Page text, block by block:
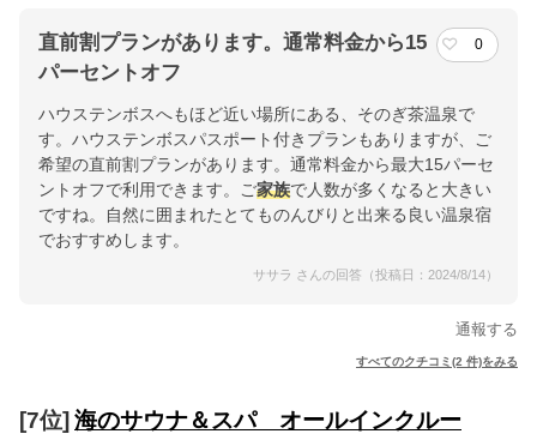
直前割プランがあります。通常料金から15
パーセントオフ
0
ハウステンボスへもほど近い場所にある、そのぎ茶温泉で
す。ハウステンボスパスポート付きプランもありますが、ご
希望の直前割プランがあります。通常料金から最大15パーセ
ントオフで利用できます。ご家族で人数が多くなると大きい
ですね。自然に囲まれたとてものんびりと出来る良い温泉宿
でおすすめします。
ササラ さんの回答（投稿日：2024/8/14）
通報する
すべてのクチコミ(2 件)をみる
[7位] 海のサウナ＆スパ オールインクルー